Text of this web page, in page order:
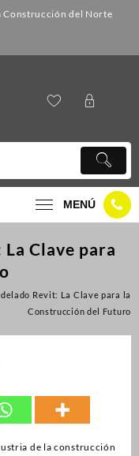
Construcción del Norte
MENÚ
Clave para
Revit: La Clave para la
Construcción del Futuro
de la construcción